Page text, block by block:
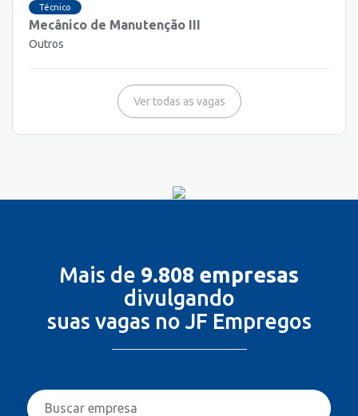
Técnico
Mecânico de Manutenção III
Outros
Ver todas as vagas
Mais de 9.808 empresas
divulgando
suas vagas no JF Empregos